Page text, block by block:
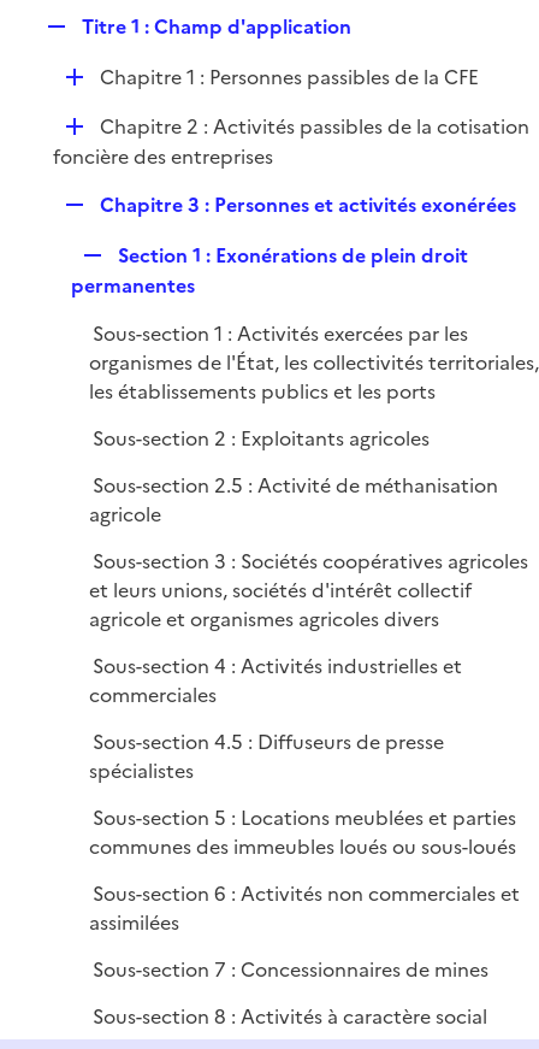
e
p
r
p
l
i
e
r
Titre 1 : Champ d'application
D
l
r
Chapitre 1 : Personnes passibles de la CFE
D
é
r
Chapitre 2 : Activités passibles de la cotisation
foncière des entreprises
p
l
e
r
Chapitre 3 : Personnes et activités exonérées
e
l
i
e
Section 1 : Exonérations de plein droit
permanentes
Sous-section 1 : Activités exercées par les
organismes de l'État, les collectivités territoriales,
les établissements publics et les ports
Sous-section 2 : Exploitants agricoles
Sous-section 2.5 : Activité de méthanisation
agricole
Sous-section 3 : Sociétés coopératives agricoles
et leurs unions, sociétés d'intérêt collectif
agricole et organismes agricoles divers
Sous-section 4 : Activités industrielles et
commerciales
Sous-section 4.5 : Diffuseurs de presse
spécialistes
Sous-section 5 : Locations meublées et parties
communes des immeubles loués ou sous-loués
Sous-section 6 : Activités non commerciales et
assimilées
Sous-section 7 : Concessionnaires de mines
Sous-section 8 : Activités à caractère social